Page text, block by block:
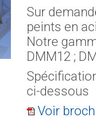
Sur
peints en
Notre
DMM12 ;
ci-dessous
Voir